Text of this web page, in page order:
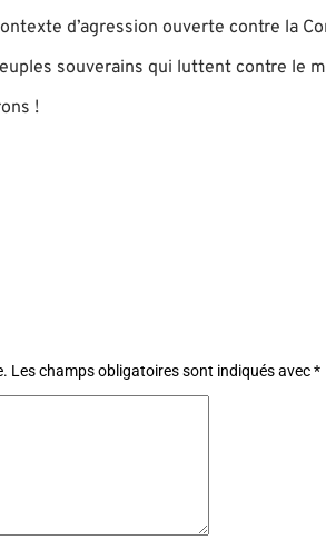
d’agression ouverte contre la
souverains qui luttent contre le
!
Les champs obligatoires sont indiqués avec*